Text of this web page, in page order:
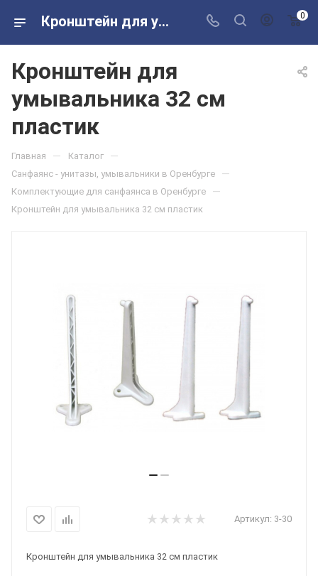
Кронштейн для умывальника 32 см пластик в розничных магазинах Сантехторг 0
Кронштейн для
умывальника 32 см
пластик
Главная — Каталог —
Санфаянс - унитазы, умывальники в Оренбурге —
Комплектующие для санфаянса в Оренбурге —
Кронштейн для умывальника 32 см пластик
Артикул: 3-30
Кронштейн для умывальника 32 см пластик